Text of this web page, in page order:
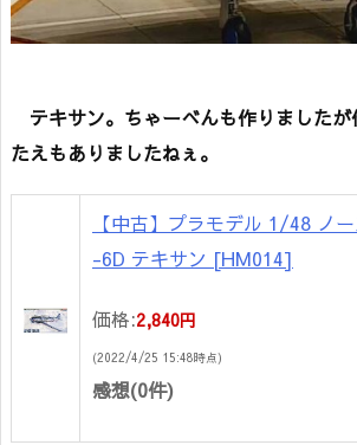
テキサン。ちゃーべんも作りました
たえもありましたねぇ。
【中古】プラモデル 1/48 ノ
-6D テキサン [HM014]
価格:2,840円
(2022/4/25 15:48時点)
感想(0件)